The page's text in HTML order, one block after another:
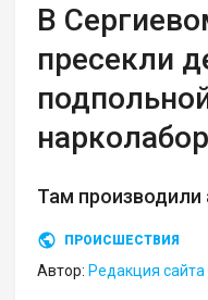
В
пресекли
Там
ПРОИСШЕСТВИЯ
Автор: Редакция